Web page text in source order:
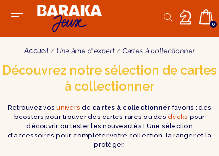
0
Accueil Une âme d'expert Cartes à collectionner
Découvrez notre sélection de cartes
à collectionner
Retrouvez vosunivers de cartes à collectionner favoris : des
boosters pour trouver des cartes rares ou des decks pour
découvrir ou tester les nouveautés ! Une sélection
d'accessoires pour compléter votre collection, la ranger et la
protéger.